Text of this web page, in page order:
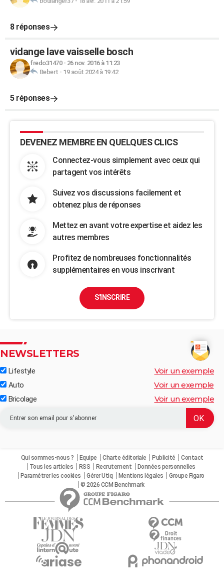
8 réponses
vidange lave vaisselle bosch
fredo31470- 26 nov. 2016 à 11:23
Bebert - 19 août 2024 à 19:42
5 réponses
DEVENEZ MEMBRE EN QUELQUES CLICS
Connectez-vous simplement avec ceux qui
partagent vos intérêts
Suivez vos discussions facilement et
obtenez plus de réponses
Mettez en avant votre expertise et aidez les
autres membres
Profitez de nombreuses fonctionnalités
supplémentaires en vous inscrivant
S'INSCRIRE
NEWSLETTERS
Lifestyle Voir un exemple
Auto Voir un exemple
Bricolage Voir un exemple
Qui sommes-nous ? Equipe Charte éditoriale Publicité
Contact
Tous les articles
RSS Recrutement
Données personnelles
Paramétrer les cookies
Gérer Utiq Mentions légales
Groupe Figaro
© 2026 CCM Benchmark